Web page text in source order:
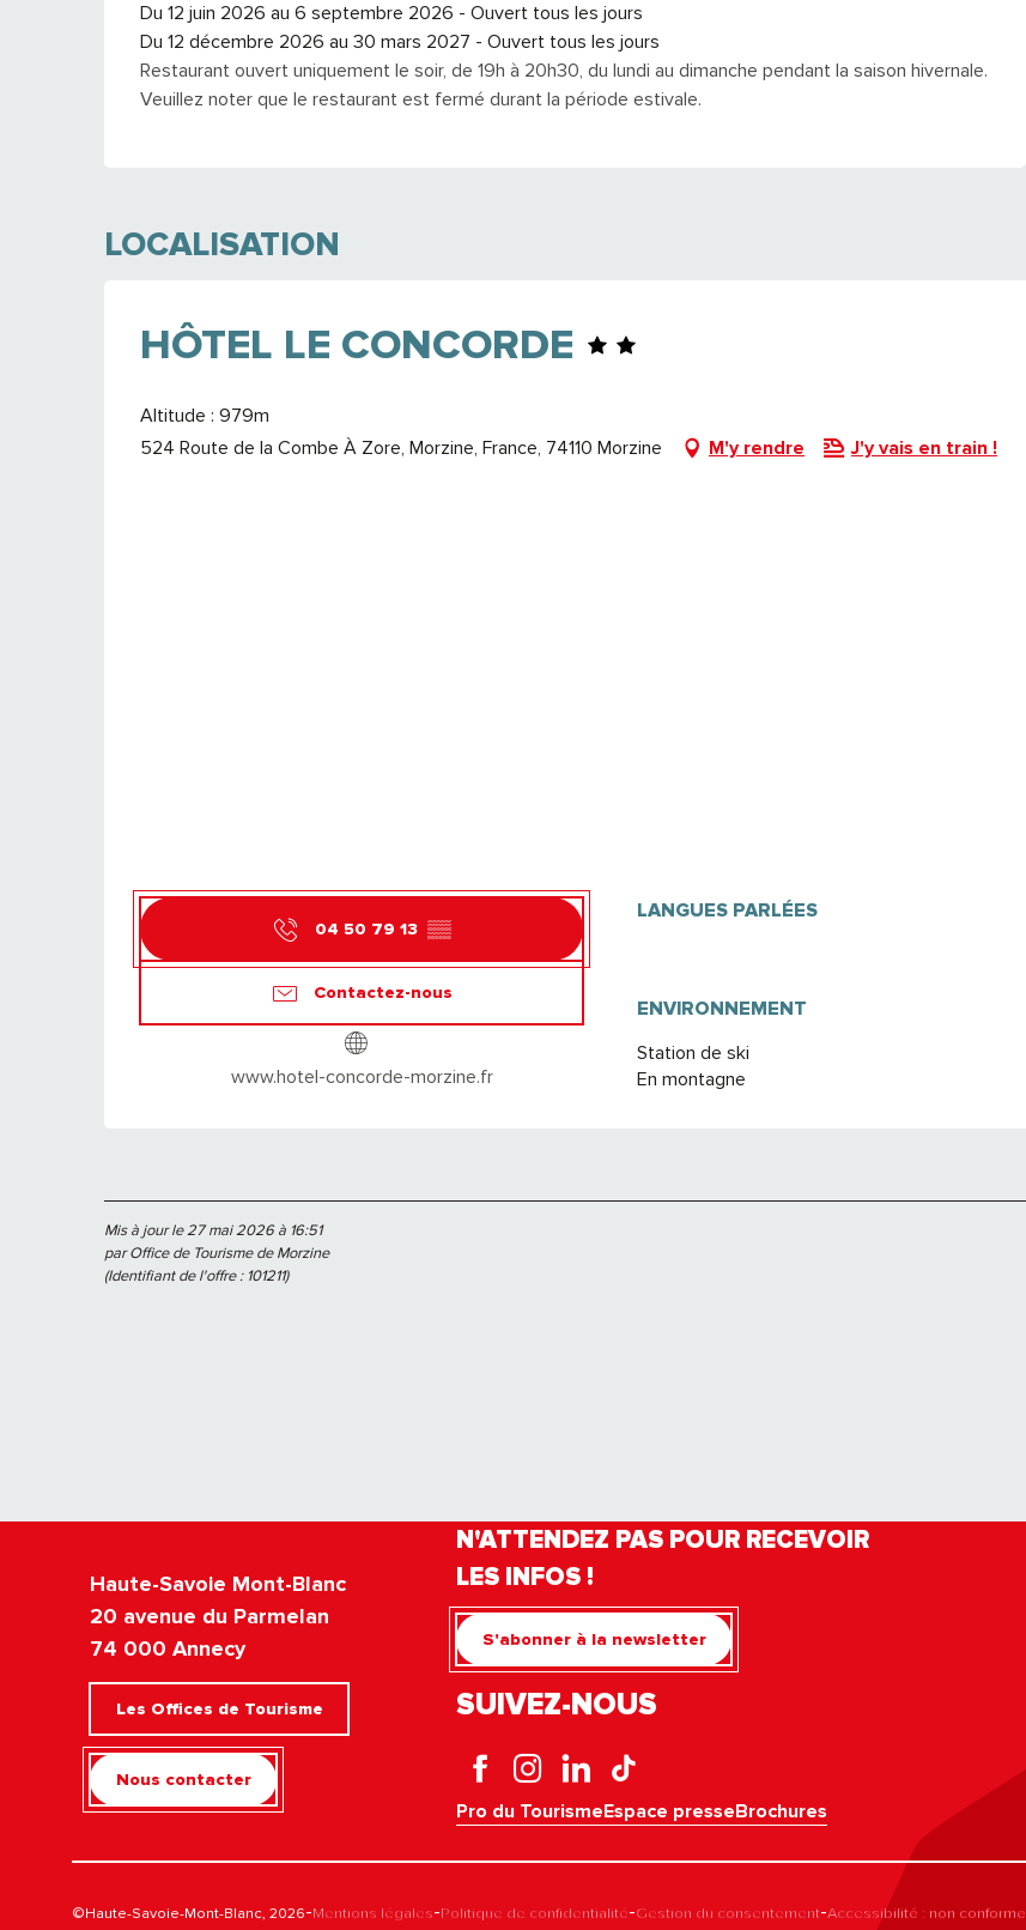
Du 12 juin 2026 au 6 septembre 2026 - Ouvert tous les jours
Du 12 décembre 2026 au 30 mars 2027 - Ouvert tous les jours
Restaurant ouvert uniquement le soir, de 19h à 20h30, du lundi au dimanche pendant la saison hivernale.
Veuillez noter que le restaurant est fermé durant la période estivale.
LOCALISATION
HÔTEL LE CONCORDE
Altitude : 979m
524 Route de la Combe À Zore, Morzine, France, 74110 Morzine
M'y rendre J'y vais en train !
04 50 79 13 ▒▒
Contactez-nous
www.hotel-concorde-morzine.fr
LANGUES PARLÉES
LANGUES PARLÉES
ENVIRONNEMENT
ENVIRONNEMENT
Station de ski
En montagne
Mis à jour le 27 mai 2026 à 16:51
par Office de Tourisme de Morzine
(Identifiant de l'offre : 101211)
Haute-Savoie Mont-Blanc
20 avenue du Parmelan
74 000 Annecy
Les Offices de Tourisme
Nous contacter
N'ATTENDEZ PAS POUR RECEVOIR
LES INFOS !
S'abonner à la newsletter
SUIVEZ-NOUS
Pro du TourismeEspace presseBrochures
©Haute-Savoie-Mont-Blanc, 2026-Mentions légales-Politique de confidentialité-Gestion du consentement-Accessibilité : non conforme